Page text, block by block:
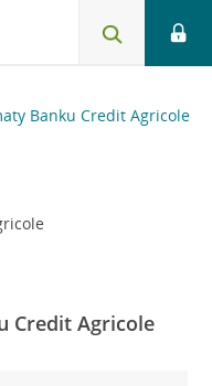
Banku Credit Agricole
Credit Agricole